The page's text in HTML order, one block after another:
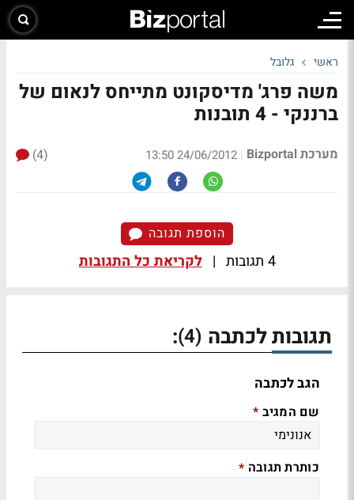
ראשי גלובל
משה פרג' מדיסקונט מתייחס לנאום של
ברננקי - 4 תובנות
מערכת Bizportal |
24/06/2012 13:50
(4)
הוספת תגובה
4 תגובות | לקריאת כל התגובות
תגובות לכתבה (4)
:
הגב לכתבה
שם המגיב *
כותרת תגובה *